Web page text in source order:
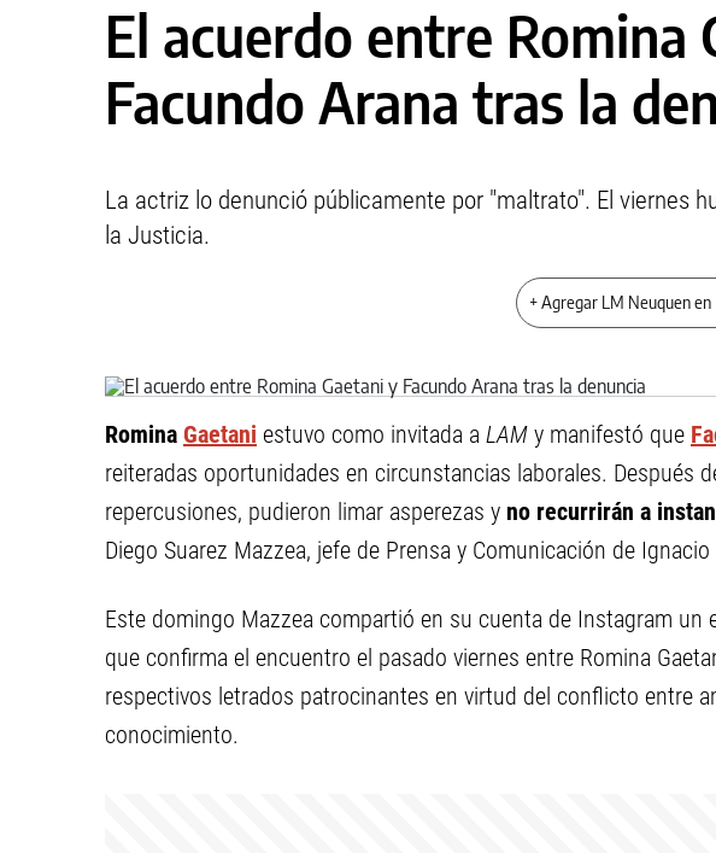
El acuerdo entre Romina
Facundo Arana tras la
La actriz lo denunció públicamente por "maltrato". El viernes
la Justicia.
+ Agregar LM Neuquen en
Romina Gaetani estuvo como invitada a LAM y manifestó que
reiteradas oportunidades en circunstancias laborales. Después
repercusiones, pudieron limar asperezas y no recurrirán a
Diego Suarez Mazzea, jefe de Prensa y Comunicación de
Este domingo Mazzea compartió en su cuenta de Instagram un
que confirma el encuentro el pasado viernes entre Romina
respectivos letrados patrocinantes en virtud del conflicto entre
conocimiento.